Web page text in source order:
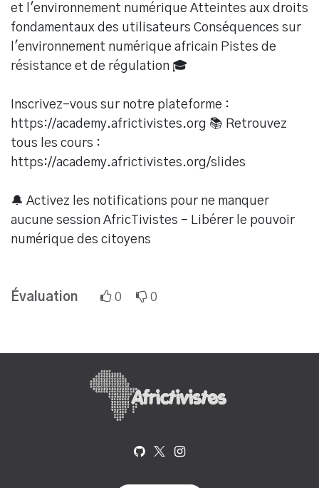
et l'environnement numérique Atteintes aux droits
fondamentaux des utilisateurs Conséquences sur
l'environnement numérique africain Pistes de
résistance et de régulation 🎓
Inscrivez-vous sur notre plateforme :
https://academy.africtivistes.org 📚 Retrouvez
tous les cours :
https://academy.africtivistes.org/slides
🔔 Activez les notifications pour ne manquer
aucune session AfricTivistes – Libérer le pouvoir
numérique des citoyens
Évaluation 0 0